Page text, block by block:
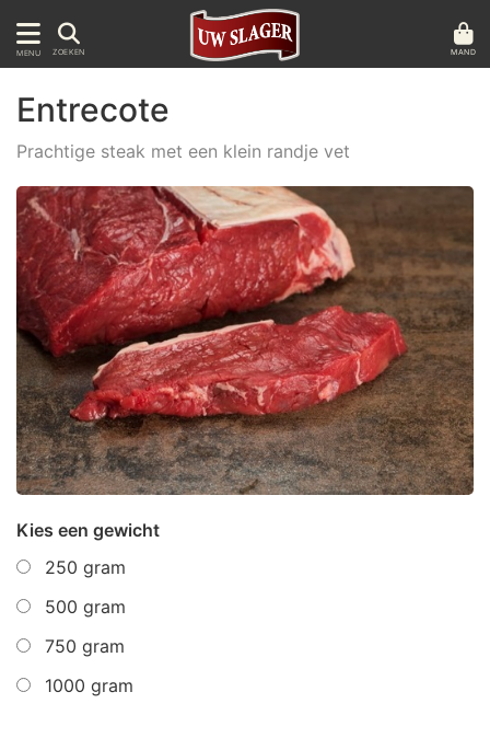
MENU ZOEKEN MAND
Entrecote
Prachtige steak met een klein randje vet
Kies een gewicht
250 gram
500 gram
750 gram
1000 gram